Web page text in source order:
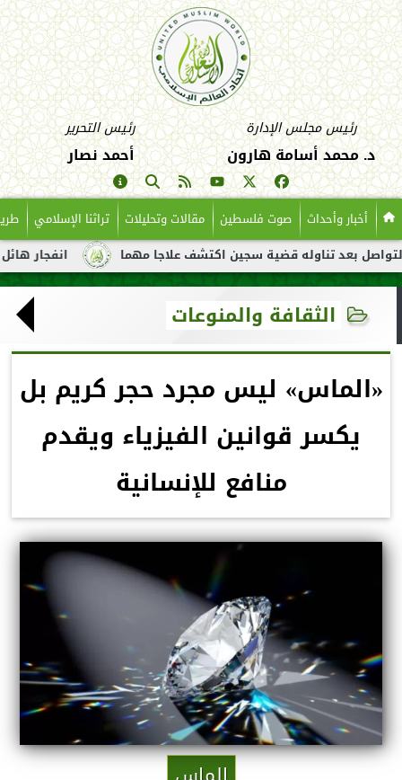
رئيس مجلس الإدارة
د. محمد أسامة هارون
رئيس التحرير
أحمد نصار
أخبار وأحداث صوت فلسطين مقالات وتحليلات تراثنا الإسلامي
انفجار هائل لناقلة تناوله قضية سجين اكتشف علاجا مهما
الثقافة والمنوعات
«الماس» ليس مجرد حجر كريم بل
يكسر قوانين الفيزياء ويقدم
منافع للإنسانية